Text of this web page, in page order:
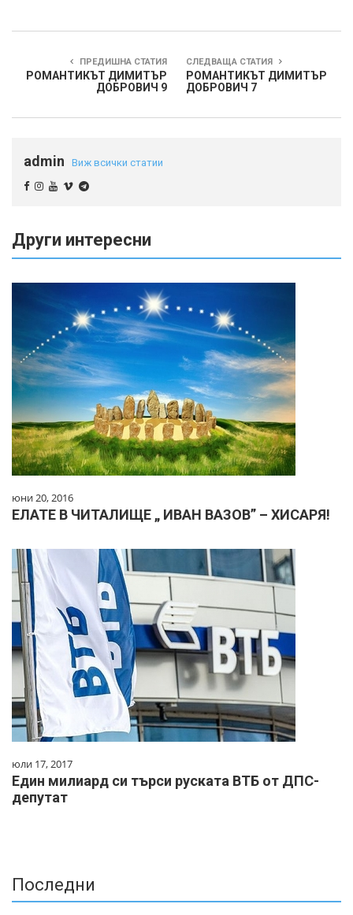
ПРЕДИШНА СТАТИЯ
РОМАНТИКЪТ ДИМИТЪР
ДОБРОВИЧ 9
СЛЕДВАЩА СТАТИЯ
РОМАНТИКЪТ ДИМИТЪР
ДОБРОВИЧ 7
admin Виж всички статии
Други интересни
юни 20, 2016
ЕЛАТЕ В ЧИТАЛИЩЕ „ ИВАН ВАЗОВ” – ХИСАРЯ!
юли 17, 2017
Един милиард си търси руската ВТБ от ДПС-
депутат
Последни